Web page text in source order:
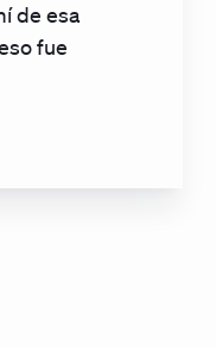
de esa
fue